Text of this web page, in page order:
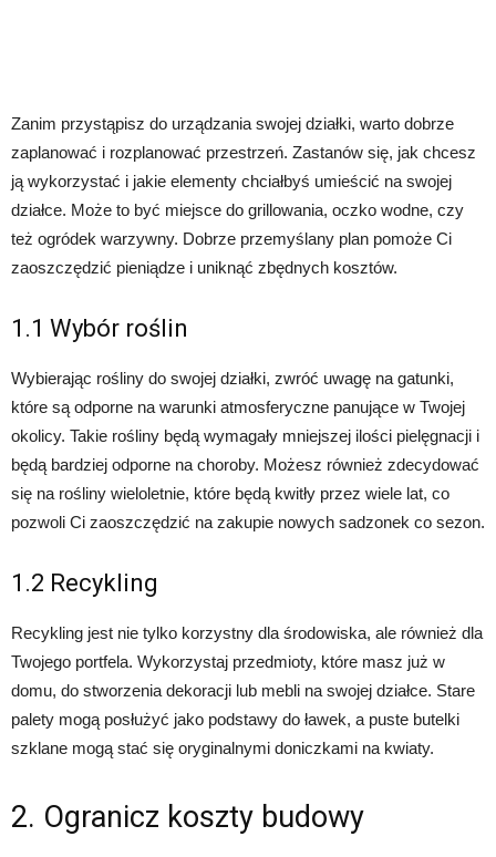
Zanim przystąpisz do urządzania swojej działki, warto dobrze
zaplanować i rozplanować przestrzeń. Zastanów się, jak chcesz
ją wykorzystać i jakie elementy chciałbyś umieścić na swojej
działce. Może to być miejsce do grillowania, oczko wodne, czy
też ogródek warzywny. Dobrze przemyślany plan pomoże Ci
zaoszczędzić pieniądze i uniknąć zbędnych kosztów.
1.1 Wybór roślin
Wybierając rośliny do swojej działki, zwróć uwagę na gatunki,
które są odporne na warunki atmosferyczne panujące w Twojej
okolicy. Takie rośliny będą wymagały mniejszej ilości pielęgnacji i
będą bardziej odporne na choroby. Możesz również zdecydować
się na rośliny wieloletnie, które będą kwitły przez wiele lat, co
pozwoli Ci zaoszczędzić na zakupie nowych sadzonek co sezon.
1.2 Recykling
Recykling jest nie tylko korzystny dla środowiska, ale również dla
Twojego portfela. Wykorzystaj przedmioty, które masz już w
domu, do stworzenia dekoracji lub mebli na swojej działce. Stare
palety mogą posłużyć jako podstawy do ławek, a puste butelki
szklane mogą stać się oryginalnymi doniczkami na kwiaty.
2. Ogranicz koszty budowy